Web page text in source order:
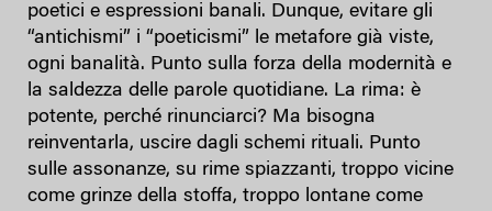
poetici e espressioni banali. Dunque, evitare gli
“antichismi” i “poeticismi” le metafore già viste,
ogni banalità. Punto sulla forza della modernità e
la saldezza delle parole quotidiane. La rima: è
potente, perché rinunciarci? Ma bisogna
reinventarla, uscire dagli schemi rituali. Punto
sulle assonanze, su rime spiazzanti, troppo vicine
come grinze della stoffa, troppo lontane come